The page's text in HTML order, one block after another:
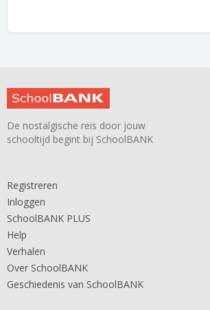
De nostalgische reis door jouw
schooltijd begint bij SchoolBANK
Registreren
Inloggen
SchoolBANK PLUS
Help
Verhalen
Over SchoolBANK
Geschiedenis van SchoolBANK